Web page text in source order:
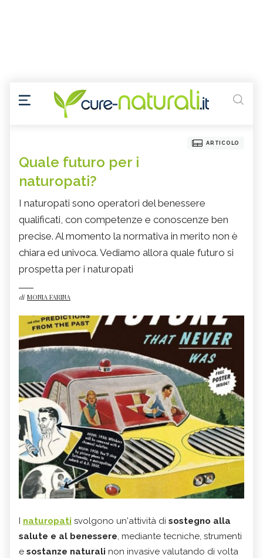
ARTICOLO
Quale futuro per i
naturopati?
I naturopati sono operatori del benessere
qualificati, con competenze e conoscenze ben
precise. Al momento la normativa in merito non è
chiara ed univoca. Vediamo allora quale futuro si
prospetta per i naturopati
di MONIA FARINA
I naturopati svolgono un'attività di sostegno alla
salute e al benessere, mediante tecniche, strumenti
e sostanze naturali non invasive valutando di volta